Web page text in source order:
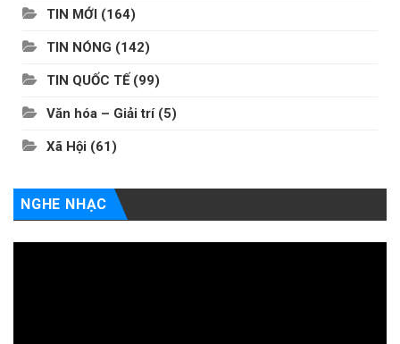
TIN MỚI (164)
TIN NÓNG (142)
TIN QUỐC TẾ (99)
Văn hóa – Giải trí(5)
Xã Hội (61)
NGHE NHẠC